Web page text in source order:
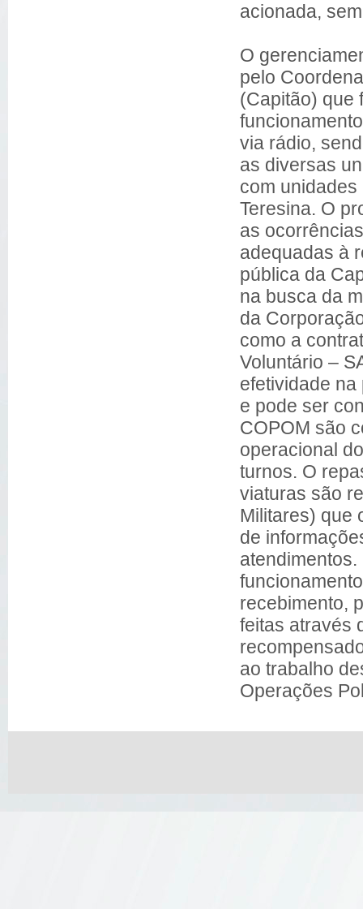
acionada,
O
pelo
(Capitão) que
via rádio,
as diversas
com
Teresina. O
as
adequadas à
pública da
na busca da
da
como a
Voluntário –
efetividade
e pode ser
COPOM são
operacional
turnos. O
viaturas são
Militares) que
de
recebimento,
feitas através
ao trabalho
Operações